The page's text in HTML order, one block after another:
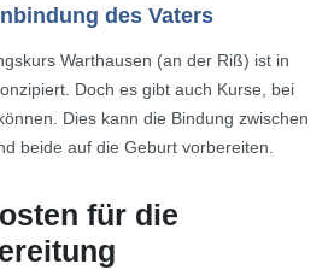
des Vaters
Warthausen (an der Riß) ist in
Doch es gibt auch Kurse, bei
Dies kann die Bindung zwischen
beide auf die Geburt vorbereiten.
für die